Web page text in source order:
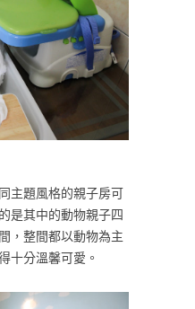
主題風格的親子房可
是其中的動物親子四
，整間都以動物為主
十分溫馨可愛。